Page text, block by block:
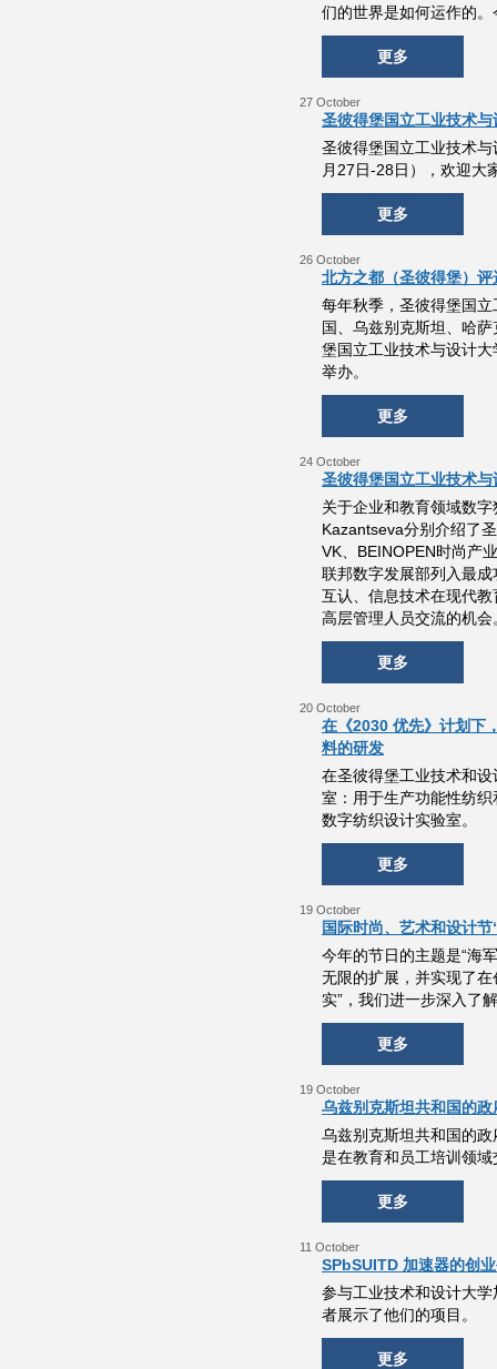
们的世界是如何运作的
更多
27 October
圣彼得堡国立工业技术
圣彼得堡国立工业技术
月27日-28日），欢迎大
更多
26 October
北方之都（圣彼得堡）
每年秋季，圣彼得堡国
国、乌兹别克斯坦、哈
堡国立工业技术与设计
举办。
更多
24 October
圣彼得堡国立工业技术
关于企业和教育领域数
Kazantseva分别介绍了
VK、BEINOPEN时尚产
联邦数字发展部列入最
互认、信息技术在现代
高层管理人员交流的机会
更多
20 October
在《2030 优先》计划下
料的研发
在圣彼得堡工业技术和
室：用于生产功能性纺
数字纺织设计实验室。
更多
19 October
国际时尚、艺术和设计
今年的节日的主题是“海
无限的扩展，并实现了
实”，我们进一步深入了
更多
19 October
乌兹别克斯坦共和国的
乌兹别克斯坦共和国的
是在教育和员工培训领域
更多
11 October
SPbSUITD 加速器的创
参与工业技术和设计大学
者展示了他们的项目。
更多